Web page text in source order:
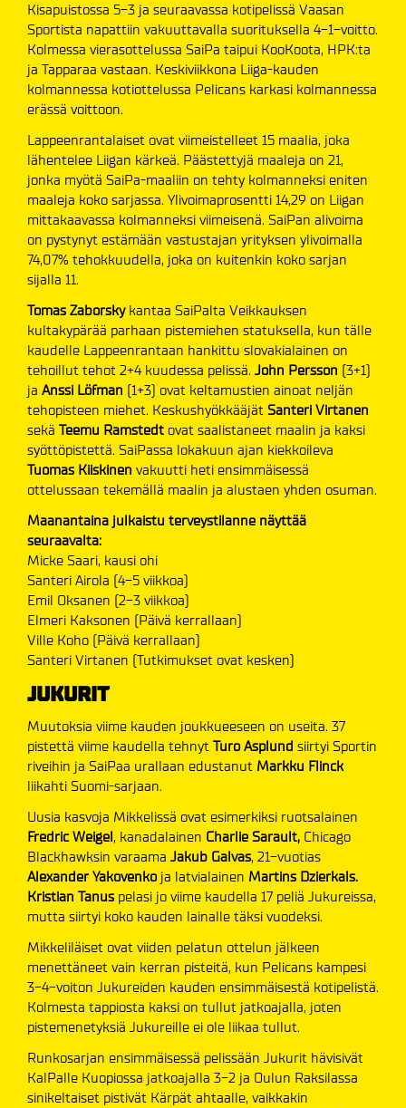
Kisapuistossa 5-3 ja seuraavassa kotipelissä Vaasan
Sportista napattiin vakuuttavalla suorituksella 4-1-voitto.
Kolmessa vierasottelussa SaiPa taipui KooKoota, HPK:ta
ja Tapparaa vastaan. Keskiviikkona Liiga-kauden
kolmannessa kotiottelussa Pelicans karkasi kolmannessa
erässä voittoon.
Lappeenrantalaiset ovat viimeistelleet 15 maalia, joka
lähentelee Liigan kärkeä. Päästettyjä maaleja on 21,
jonka myötä SaiPa-maaliin on tehty kolmanneksi eniten
maaleja koko sarjassa. Ylivoimaprosentti 14,29 on Liigan
mittakaavassa kolmanneksi viimeisenä. SaiPan alivoima
on pystynyt estämään vastustajan yrityksen ylivoimalla
74,07% tehokkuudella, joka on kuitenkin koko sarjan
sijalla 11.
Tomas Zaborsky kantaa SaiPalta Veikkauksen
kultakypärää parhaan pistemiehen statuksella, kun tälle
kaudelle Lappeenrantaan hankittu slovakialainen on
tehoillut tehot 2+4 kuudessa pelissä. John Persson (3+1)
ja Anssi Löfman (1+3) ovat keltamustien ainoat neljän
tehopisteen miehet. Keskushyökkääjät Santeri Virtanen
sekä Teemu Ramstedt ovat saalistaneet maalin ja kaksi
syöttöpistettä. SaiPassa lokakuun ajan kiekkoileva
Tuomas Kiiskinen vakuutti heti ensimmäisessä
ottelussaan tekemällä maalin ja alustaen yhden osuman.
Maanantaina julkaistu terveystilanne näyttää
seuraavalta:
Micke Saari, kausi ohi
Santeri Airola (4-5 viikkoa)
Emil Oksanen (2-3 viikkoa)
Elmeri Kaksonen (Päivä kerrallaan)
Ville Koho (Päivä kerrallaan)
Santeri Virtanen (Tutkimukset ovat kesken)
JUKURIT
Muutoksia viime kauden joukkueeseen on useita. 37
pistettä viime kaudella tehnyt Turo Asplund siirtyi Sportin
riveihin ja SaiPaa urallaan edustanut Markku Flinck
liikahti Suomi-sarjaan.
Uusia kasvoja Mikkelissä ovat esimerkiksi ruotsalainen
Fredric Weigel, kanadalainen Charlie Sarault, Chicago
Blackhawksin varaama Jakub Galvas, 21-vuotias
Alexander Yakovenkoja latvialainen Martins Dzierkals.
Kristian Tanus pelasi jo viime kaudella 17 peliä Jukureissa,
mutta siirtyi koko kauden lainalle täksi vuodeksi.
Mikkeliläiset ovat viiden pelatun ottelun jälkeen
menettäneet vain kerran pisteitä, kun Pelicans kampesi
3-4-voiton Jukureiden kauden ensimmäisestä kotipelistä.
Kolmesta tappiosta kaksi on tullut jatkoajalla, joten
pistemenetyksiä Jukureille ei ole liikaa tullut.
Runkosarjan ensimmäisessä pelissään Jukurit hävisivät
KalPalle Kuopiossa jatkoajalla 3-2 ja Oulun Raksilassa
sinikeltaiset pistivät Kärpät ahtaalle, vaikkakin